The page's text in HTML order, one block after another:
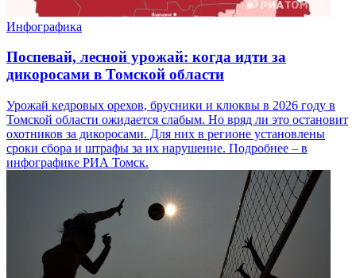
Инфографика
Поспевай, лесной урожай: когда идти за
дикоросами в Томской области
Урожай кедровых орехов, брусники и клюквы в 2026 году в
Томской области ожидается слабым. Но вряд ли это остановит
охотников за дикоросами. Для них в регионе установлены
сроки сбора и штрафы за их нарушение. Подробнее – в
инфографике РИА Томск.